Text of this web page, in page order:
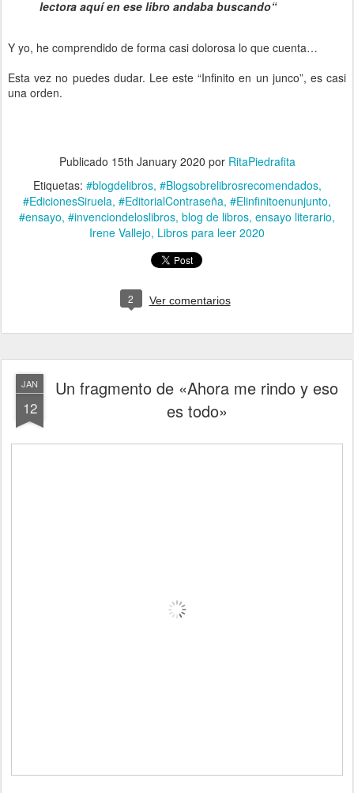
lectora aquí en ese libro andaba buscando“
Y yo, he comprendido de forma casi dolorosa lo que cuenta…
Esta vez no puedes dudar. Lee este “Infinito en un junco”, es casi
una orden.
Publicado 15th January 2020 por RitaPiedrafita
Etiquetas: #blogdelibros #Blogsobrelibrosrecomendados
#EdicionesSiruela #EditorialContraseña #Elinfinitoenunjunto
#ensayo #invenciondeloslibros blog de libros ensayo literario
Irene Vallejo Libros para leer 2020
2 Ver comentarios
JAN
12
Un fragmento de «Ahora me rindo y eso
es todo»